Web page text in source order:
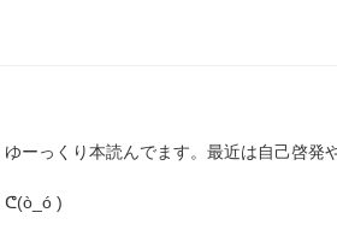
ゆーっくり本読んでます。最近は自己啓発
ᕦ(ò_ó )